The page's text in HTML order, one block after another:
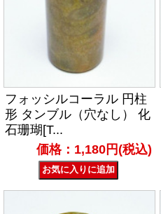
フォッシルコーラル 円柱
形 タンブル（穴なし） 化
石珊瑚[T...
価格：1,180円(税込)